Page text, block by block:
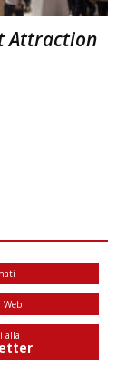
Attraction
Web
alla